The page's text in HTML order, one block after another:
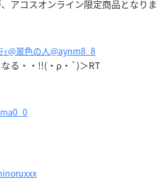
アコスオンライン限定商品となりま
ｨ@翠色の人@aynm8_8
る・・!!(・ρ・`)＞RT